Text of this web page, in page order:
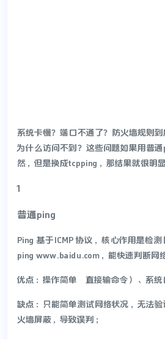
系统卡慢？端口不通了？防火墙规则
为什么访问不到？这些问题如果用普
然，但是换成tcpping，那结果就很明
1
普通ping
Ping 基于ICMP 协议，核心作用是检
ping www.baidu.com，能快速判断网
优点：操作简单（直接输命令）、系统
缺点：只能简单测试网络状况，无法
火墙屏蔽，导致误判；